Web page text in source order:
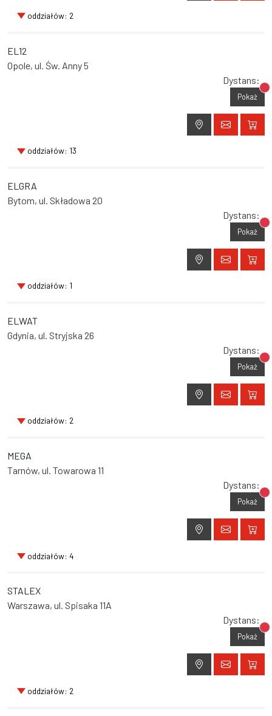
oddziałów: 2
EL12
Opole, ul. Św. Anny 5
Dystans:
Pokaż
oddziałów: 13
ELGRA
Bytom, ul. Składowa 20
Dystans:
Pokaż
oddziałów: 1
ELWAT
Gdynia, ul. Stryjska 26
Dystans:
Pokaż
oddziałów: 2
MEGA
Tarnów, ul. Towarowa 11
Dystans:
Pokaż
oddziałów: 4
STALEX
Warszawa, ul. Spisaka 11A
Dystans:
Pokaż
oddziałów: 2